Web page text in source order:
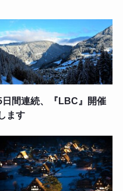
日間連続、『LBC』開催
ます